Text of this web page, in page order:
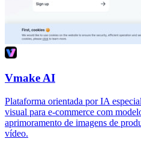
Vmake AI
Plataforma orientada por IA
visual para e-commerce com
aprimoramento de imagens de
vídeo.